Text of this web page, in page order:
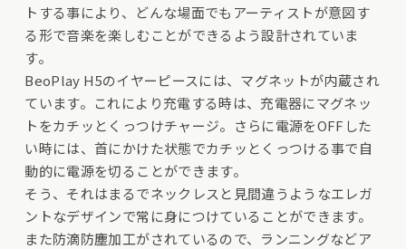
トする事により、どんな場面でもアーティストが意図す
る形で音楽を楽しむことができるよう設計されていま
す。
BeoPlay H5のイヤーピースには、マグネットが内蔵され
ています。これにより充電する時は、充電器にマグネッ
トをカチッとくっつけチャージ。さらに電源をOFFした
い時には、首にかけた状態でカチッとくっつける事で自
動的に電源を切ることができます。
そう、それはまるでネックレスと見間違うようなエレガ
ントなデザインで常に身につけていることができます。
また防滴防塵加工がされているので、ランニングなどア